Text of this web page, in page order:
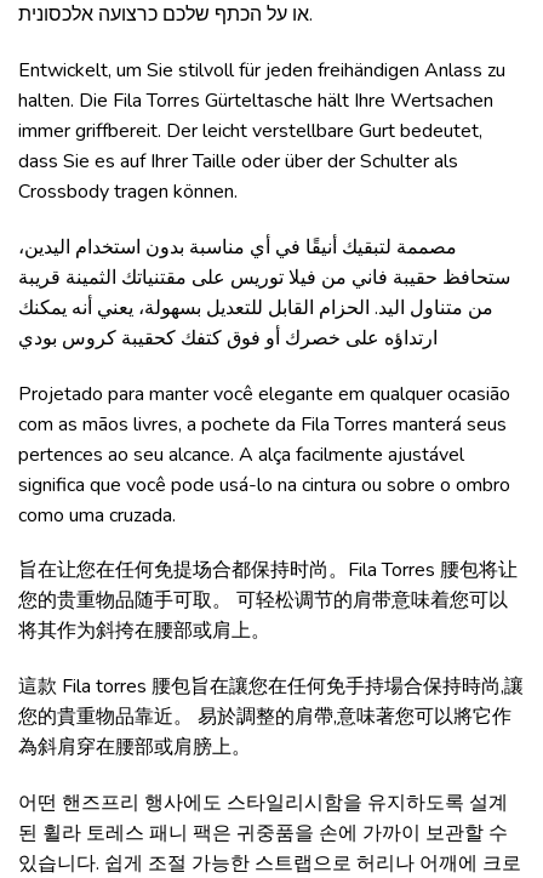
או על הכתף שלכם כרצועה אלכסונית.
Entwickelt, um Sie stilvoll für jeden freihändigen Anlass zu
halten. Die Fila Torres Gürteltasche hält Ihre Wertsachen
immer griffbereit. Der leicht verstellbare Gurt bedeutet,
dass Sie es auf Ihrer Taille oder über der Schulter als
Crossbody tragen können.
مصممة لتبقيك أنيقًا في أي مناسبة بدون استخدام اليدين،
ستحافظ حقيبة فاني من فيلا توريس على مقتنياتك الثمينة قريبة
من متناول اليد. الحزام القابل للتعديل بسهولة، يعني أنه يمكنك
ارتداؤه على خصرك أو فوق كتفك كحقيبة كروس بودي
Projetado para manter você elegante em qualquer ocasião
com as mãos livres, a pochete da Fila Torres manterá seus
pertences ao seu alcance. A alça facilmente ajustável
significa que você pode usá-lo na cintura ou sobre o ombro
como uma cruzada.
旨在让您在任何免提场合都保持时尚。Fila Torres 腰包将让
您的贵重物品随手可取。 可轻松调节的肩带意味着您可以
将其作为斜挎在腰部或肩上。
這款 Fila torres 腰包旨在讓您在任何免手持場合保持時尚,讓
您的貴重物品靠近。 易於調整的肩帶,意味著您可以將它作
為斜肩穿在腰部或肩膀上。 ​
어떤 핸즈프리 행사에도 스타일리시함을 유지하도록 설계
된 휠라 토레스 패니 팩은 귀중품을 손에 가까이 보관할 수
있습니다. 쉽게 조절 가능한 스트랩으로 허리나 어깨에 크로